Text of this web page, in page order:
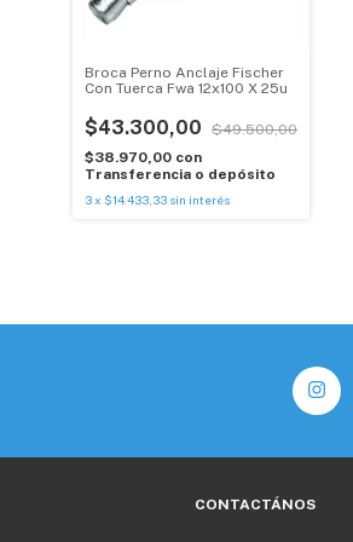
Broca Perno Anclaje Fischer
Con Tuerca Fwa 12x100 X 25u
$43.300,00
$49.500,00
$38.970,00 con
Transferencia o depósito
3x $14.433,33 sin interés
CONTACTÁNOS